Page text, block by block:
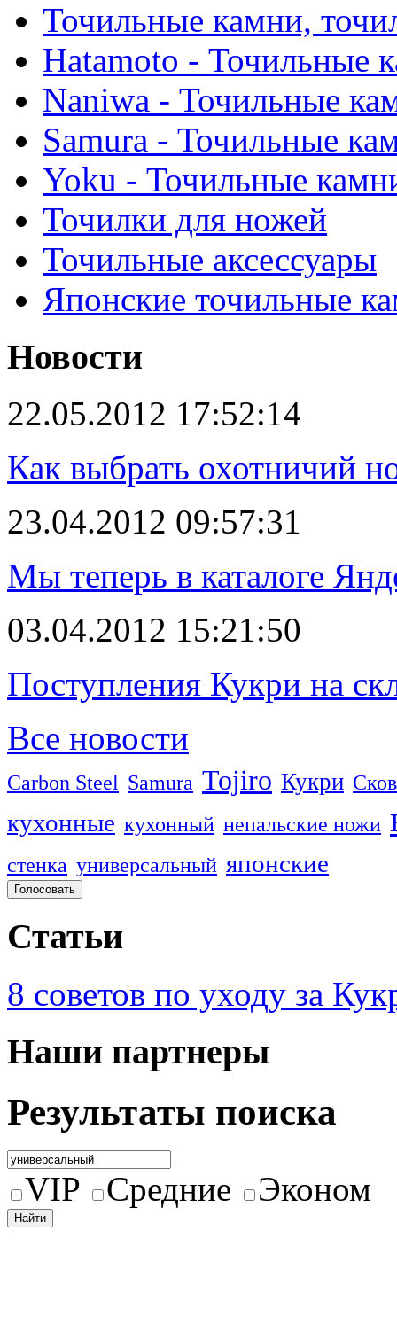
Точильные камни,
Hatamoto - Точильные
Naniwa - Точильные
Samura - Точильные
Yoku - Точильные
Точилки для ножей
Точильные аксессуары
Японские точильные
Новости
22.05.2012 17:52:14
Как выбрать охотничий
23.04.2012 09:57:31
Мы теперь в каталоге
03.04.2012 15:21:50
Поступления Кукри на
Все новости
Carbon Steel Samura Tojiro Кукри
кухонные кухонный непальские ножи
стенка универсальный японские
Статьи
8 советов по уходу за
Наши партнеры
Результаты поиска
VIP Средние Эконом